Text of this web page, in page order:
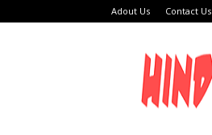
Adout Us Contact Us